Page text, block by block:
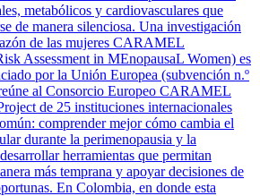
metabólicos y cardiovasculares que
de manera silenciosa. Una investigación
de las mujeres CARAMEL
Assessment in MEnopausaL Women) es
por la Unión Europea (subvención n.º
al Consorcio Europeo CARAMEL
de 25 instituciones internacionales
comprender mejor cómo cambia el
durante la perimenopausia y la
herramientas que permitan
más temprana y apoyar decisiones de
En Colombia, en donde esta